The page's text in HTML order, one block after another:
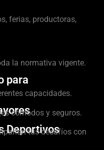
ferias, productoras,
la normativa vigente.
para
capacidades.
cómodos y seguros.
Deportivos
tus desafíos con